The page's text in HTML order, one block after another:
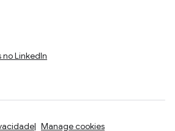
LinkedIn
Manage cookies